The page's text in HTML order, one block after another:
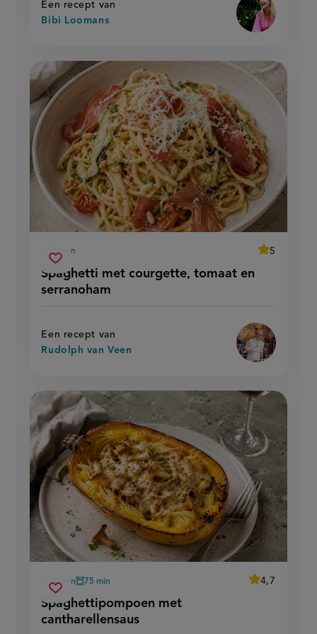
Een recept van
Bibi Loomans
Spaghetti met courgette, tomaat en
serranoham
voorbereidingstijd
30 min
average
5
Beoordeel
Een recept van
Rudolph van Veen
Sla
recept
spaghetti
met
courgette,
Spaghettipompoen met
cantharellensaus
voorbereidingstijd
50 min
oventijd
75 min
average
4,7
Beoordeel
Sla
recept
spaghettipompoen
met
cantharellensaus